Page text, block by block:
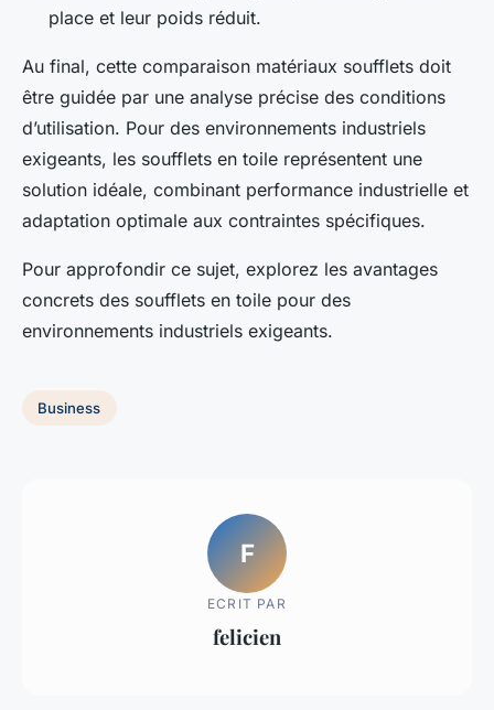
place et leur poids réduit.
Au final, cette comparaison matériaux soufflets doit
être guidée par une analyse précise des conditions
d’utilisation. Pour des environnements industriels
exigeants, les soufflets en toile représentent une
solution idéale, combinant performance industrielle et
adaptation optimale aux contraintes spécifiques.
Pour approfondir ce sujet, explorez les avantages
concrets des soufflets en toile pour des
environnements industriels exigeants.
Business
F
ECRIT PAR
felicien